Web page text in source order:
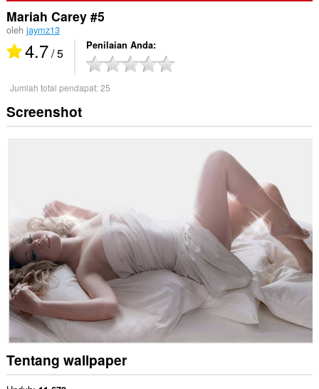
Mariah Carey #5
oleh jaymz13
4.7/ 5 Penilaian Anda
Jumlah total pendapat:25
Screenshot
Tentang wallpaper